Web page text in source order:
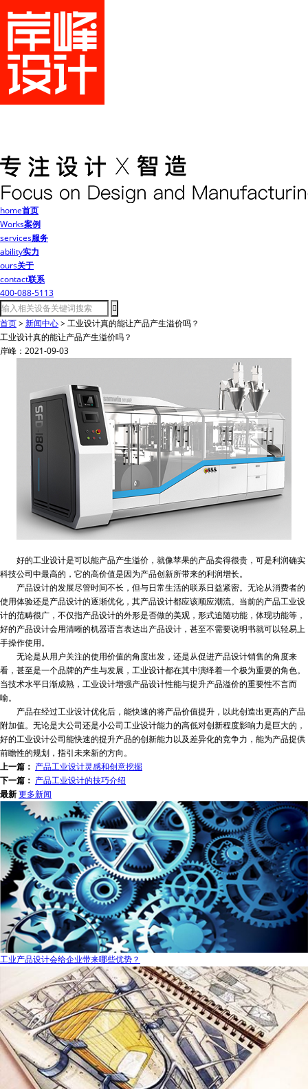
home首页
Works案例
services服务
ability实力
ours关于
contact联系
400-088-5113
首页> 新闻中心> 工业设计真的能让产品产生溢价吗？
工业设计真的能让产品产生溢价吗？
岸峰：2021-09-03
好的工业设计是可以能产品产生溢价，就像苹果的产品卖得很贵，可是利润确实
科技公司中最高的，它的高价值是因为产品创新所带来的利润增长。
产品设计的发展尽管时间不长，但与日常生活的联系日益紧密。无论从消费者的
使用体验还是产品设计的逐渐优化，其产品设计都应该顺应潮流。当前的产品工业设
计的范畴很广，不仅指产品设计的外形是否做的美观，形式追随功能，体现功能等，
好的产品设计会用清晰的机器语言表达出产品设计，甚至不需要说明书就可以轻易上
手操作使用。
无论是从用户关注的使用价值的角度出发，还是从促进产品设计销售的角度来
看，甚至是一个品牌的产生与发展，工业设计都在其中演绎着一个极为重要的角色。
当技术水平日渐成熟，工业设计增强产品设计性能与提升产品溢价的重要性不言而
喻。
产品在经过工业设计优化后，能快速的将产品价值提升，以此创造出更高的产品
附加值。无论是大公司还是小公司工业设计能力的高低对创新程度影响力是巨大的，
好的工业设计公司能快速的提升产品的创新能力以及差异化的竞争力，能为产品提供
前瞻性的规划，指引未来新的方向。
上一篇： 产品工业设计灵感和创意挖掘
下一篇： 产品工业设计的技巧介绍
最新更多新闻
工业产品设计会给企业带来哪些优势？